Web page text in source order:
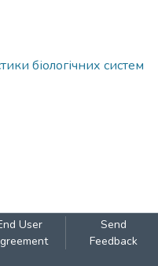
біологічних систем
User
Send
Feedback